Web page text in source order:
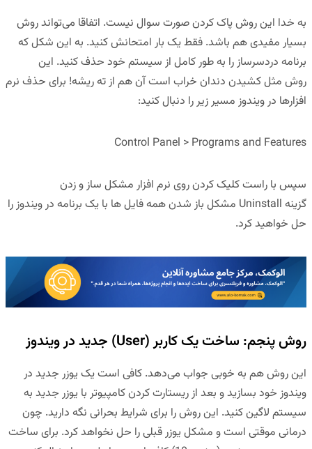
به خدا این روش پاک کردن صورت سوال نیست. اتفاقا می‌تواند روش
بسیار مفیدی هم باشد. فقط یک بار امتحانش کنید. به این شکل که
برنامه دردسرساز را به طور کامل از سیستم خود حذف کنید. این
روش مثل کشیدن دندان خراب است آن هم از ته ریشه! برای حذف نرم
افزارها در ویندوز مسیر زیر را دنبال کنید:
Control Panel > Programs and Features
سپس با راست کلیک کردنروی نرم افزار مشکل ساز و زدن
گزینه Uninstall مشکل باز شدن همه فایل ها با یک برنامه در ویندوز را
حل خواهید کرد.
روش پنجم: ساخت یک کاربر (User) جدید در ویندوز
این روش هم به خوبی جواب می‌دهد. کافی است یک یوزر جدید در
ویندوز خود بسازید و بعد از ریستارت کردن کامپیوتر با یوزر جدید به
سیستم لاگین کنید. این روش را برای شرایط بحرانی نگه دارید. چون
درمانی موقتی است و مشکل یوزر قبلی را حل نخواهد کرد. برای ساخت